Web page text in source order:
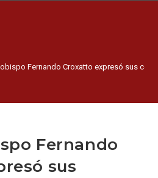
Fernando Croxatto expresó sus
Fernando
sus